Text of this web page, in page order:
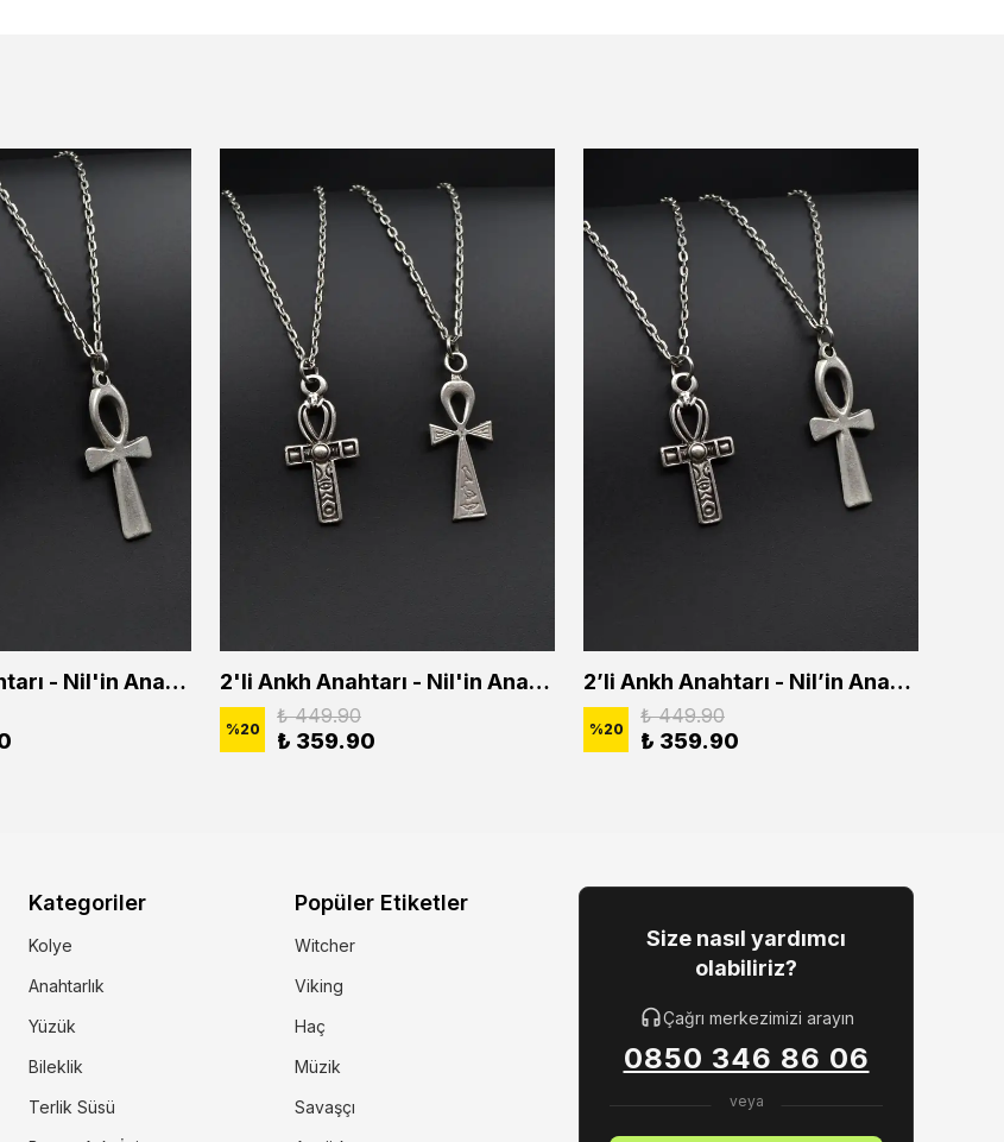
2'li Ankh Anahtarı - Nil'in Anahtarı - Kuru Kafa Erkek Kadın Kolye Seti 2'li Ankh Anahtarı - Nil'in Anahtarı Erkek Kadın Kolye Seti
%20
₺ 449.90
₺ 359.90
2’li Ankh Anahtarı - Nil’in Anahtarı Erkek Kadın Kolye Seti
%20
₺ 449.90
₺ 359.90
Kategoriler
Kolye
Anahtarlık
Yüzük
Bileklik
Terlik Süsü
Popüler Etiketler
Witcher
Viking
Haç
Müzik
Savaşçı
Size nasıl yardımcı
olabiliriz?
Çağrı merkezimizi arayın
0850 346 86 06